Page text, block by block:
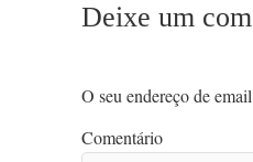
Deixe um
O seu endereço de
Comentário